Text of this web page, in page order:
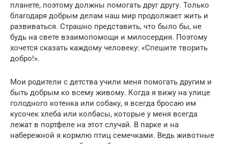
планете, поэтому должны помогать друг другу. Только
благодаря добрым делам наш мир продолжает жить и
развиваться. Страшно представить, что было бы, не
будь на свете взаимопомощи и милосердия. Поэтому
хочется сказать каждому человеку: «Спешите творить
добро!».
Мои родители с детства учили меня помогать другим и
быть добрым ко всему живому. Когда я вижу на улице
голодного котенка или собаку, я всегда бросаю им
кусочек хлеба или колбасы, которые у меня всегда
лежат в портфеле на этот случай. В парке и на
набережной я кормлю птиц семечками. Ведь животные